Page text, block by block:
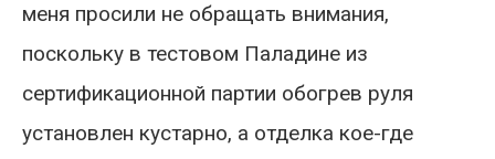
меня просили не обращать внимания,
поскольку в тестовом Паладине из
сертификационной партии обогрев руля
установлен кустарно, а отделка кое-где